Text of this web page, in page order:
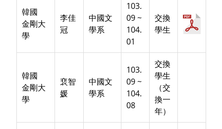
韓國
金剛大
學
李佳
冠
中國文
學系
103.
09 ~
104.
01
交換
學生
韓國
金剛大
學
裵智
媛
中國文
學系
103.
09 ~
104.
08
交換
學生
（交
換一
年）